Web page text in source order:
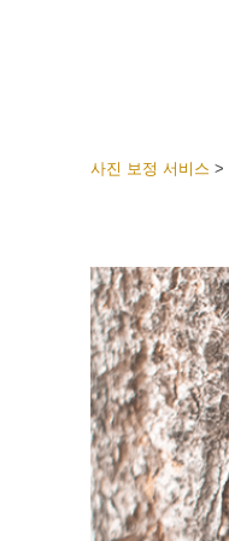
사진 보정 서비스 >